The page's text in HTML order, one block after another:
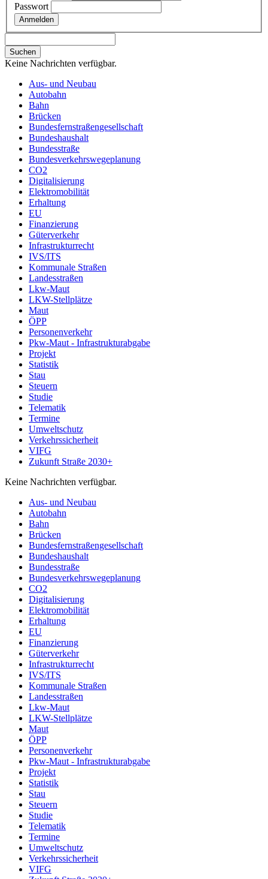
Passwort
Keine Nachrichten verfügbar.
Aus- und Neubau
Autobahn
Bahn
Brücken
Bundesfernstraßengesellschaft
Bundeshaushalt
Bundesstraße
Bundesverkehrswegeplanung
CO2
Digitalisierung
Elektromobilität
Erhaltung
EU
Finanzierung
Güterverkehr
Infrastrukturrecht
IVS/ITS
Kommunale Straßen
Landesstraßen
Lkw-Maut
LKW-Stellplätze
Maut
ÖPP
Personenverkehr
Pkw-Maut - Infrastrukturabgabe
Projekt
Statistik
Stau
Steuern
Studie
Telematik
Termine
Umweltschutz
Verkehrssicherheit
VIFG
Zukunft Straße 2030+
Keine Nachrichten verfügbar.
Aus- und Neubau
Autobahn
Bahn
Brücken
Bundesfernstraßengesellschaft
Bundeshaushalt
Bundesstraße
Bundesverkehrswegeplanung
CO2
Digitalisierung
Elektromobilität
Erhaltung
EU
Finanzierung
Güterverkehr
Infrastrukturrecht
IVS/ITS
Kommunale Straßen
Landesstraßen
Lkw-Maut
LKW-Stellplätze
Maut
ÖPP
Personenverkehr
Pkw-Maut - Infrastrukturabgabe
Projekt
Statistik
Stau
Steuern
Studie
Telematik
Termine
Umweltschutz
Verkehrssicherheit
VIFG